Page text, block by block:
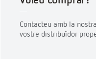
Contacteu amb la
vostre distribuïdor